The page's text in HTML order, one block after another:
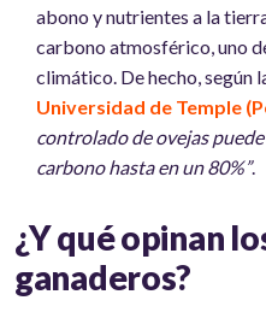
abono y nutrientes a la
carbono atmosférico, uno
climático. De hecho, según
Universidad de Temple
controlado de ovejas
carbono hasta en un 80%”.
¿Y qué opinan
ganaderos?